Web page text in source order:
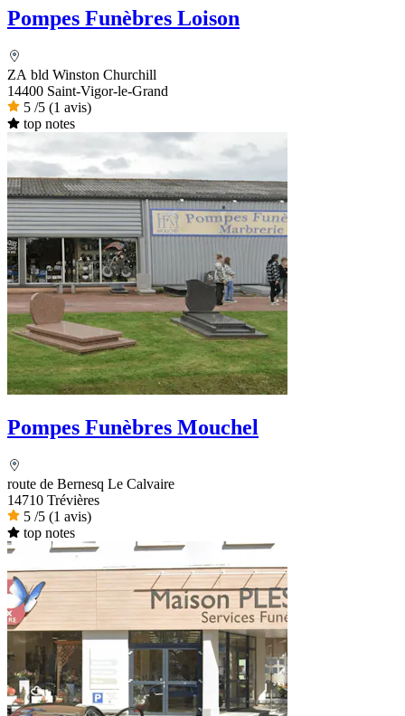
Pompes Funèbres Loison
ZA bld Winston Churchill
14400 Saint-Vigor-le-Grand
5 /5 (1 avis)
top notes
Pompes Funèbres Mouchel
route de Bernesq Le Calvaire
14710 Trévières
5 /5 (1 avis)
top notes